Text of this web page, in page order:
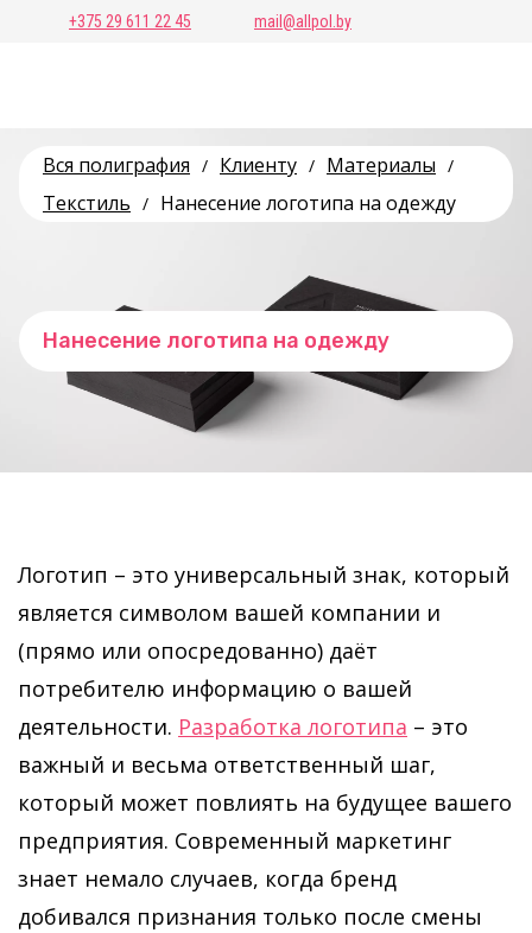
+375 29 611 22 45 mail@allpol.by
Вся полиграфия / Клиенту / Материалы /
Текстиль / Нанесение логотипа на одежду
Нанесение логотипа на одежду
Логотип – это универсальный знак, который
является символом вашей компании и
(прямо или опосредованно) даёт
потребителю информацию о вашей
деятельности. Разработка логотипа – это
важный и весьма ответственный шаг,
который может повлиять на будущее вашего
предприятия. Современный маркетинг
знает немало случаев, когда бренд
добивался признания только после смены